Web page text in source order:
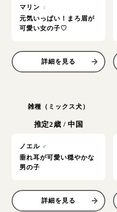
マリン ♀
元気いっぱい！まろ眉が
可愛い女の子♡
詳細を見る
雑種（ミックス犬）
推定2歳 / 中国
ノエル ♂
垂れ耳が可愛い穏やかな
男の子
詳細を見る